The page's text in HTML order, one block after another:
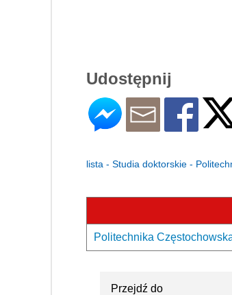
Udostępnij
lista - Studia doktorskie -
Politechnika
Przejdź do